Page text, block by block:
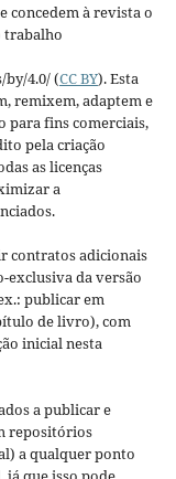
concedem à revista o
trabalho
4.0/ (CC BY). Esta
remixem, adaptem e
para fins comerciais,
pela criação
as licenças
a
contratos adicionais
exclusiva da versão
publicar em
de livro), com
inicial nesta
a publicar e
repositórios
a qualquer ponto